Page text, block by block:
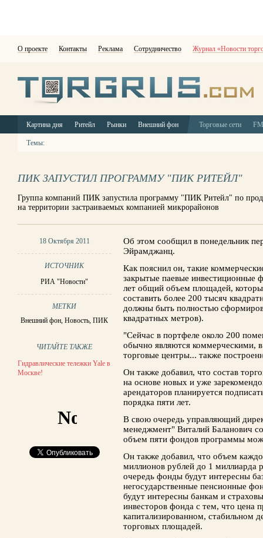
О проекте Контакты Реклама Сотрудничество Журнал «Новости
Картина дня Ритейл Рынки Внешний фон Торговые сети
Темы:
ПИК ЗАПУСТИЛ ПРОГРАММУ "ПИК РИТЕЙЛ"
Группа компаний ПИК запустила программу "ПИК Ритейл" по
на территории застраиваемых компанией микрорайонов
18 Октября 2011
ИСТОЧНИК
РИА "Новости"
МЕТКИ
Внешний фон,Новость,ПИК
ЧИТАЙТЕ ТАКЖЕ
Гидравлические тележки Yale в
Москве!
Об этом сообщил в понедельник
Эйрамджанц.
Как пояснил он, такие
закрытые паевые инвестиционные
лет общий объем площадей,
составить более 200 тысяч
должны быть полностью
квадратных метров).
"Сейчас в портфеле около 200
обычно являются коммерческими,
торговые центры... также
Он также добавил, что состав
на основе новых и уже
арендаторов планируется
порядка пяти лет.
В свою очередь управляющий
менеджмент" Виталий Баланович
объем пяти фондов программы
Он также добавил, что объем
миллионов рублей до 1 миллиарда
очередь фонды будут интересны
негосударственные пенсионные
будут интересны банкам и
инвесторов фонда с тем, что цена
капитализированном, стабильном
торговых площадей.